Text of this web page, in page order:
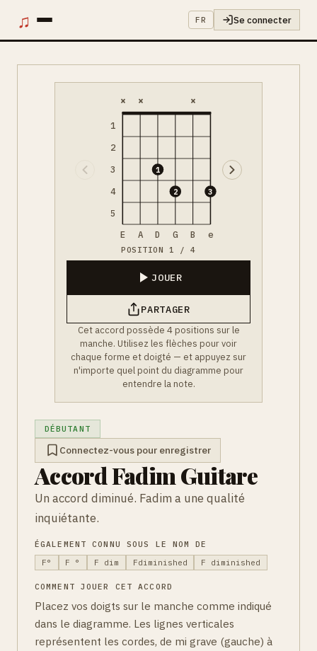
♫ FR Se connecter
1
2
3
4
5
× × ×
1
2 3
E A D G B e
POSITION 1 / 4
JOUER
PARTAGER
Cet accord possède 4 positions sur le
manche. Utilisez les flèches pour voir
chaque forme et doigté — et appuyez sur
n'importe quel point du diagramme pour
entendre la note.
DÉBUTANT
Connectez-vous pour enregistrer
Accord Fadim Guitare
Un accord diminué. Fadim a une qualité
inquiétante.
ÉGALEMENT CONNU SOUS LE NOM DE
F°
F ° F dim Fdiminished F diminished
COMMENT JOUER CET ACCORD
Placez vos doigts sur le manche comme indiqué
dans le diagramme. Les lignes verticales
représentent les cordes, de mi grave (gauche) à